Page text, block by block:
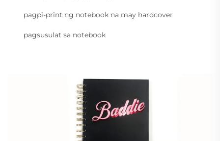
pagpi-print ng notebook na may hardcover
pagsusulat sa notebook